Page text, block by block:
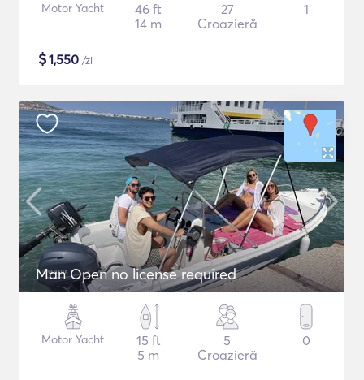
Motor Yacht
46 ft
14 m
27
Croazieră
1
$1,550 /zi
Man Open no license required
Motor Yacht
15 ft
5 m
5
Croazieră
0